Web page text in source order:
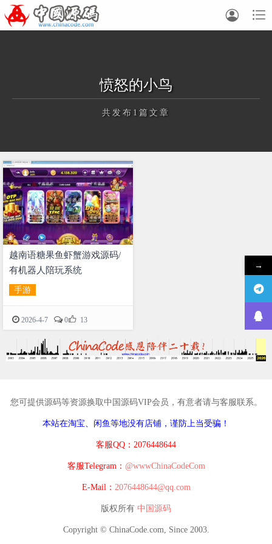


愤怒的小鸟
共发布1篇文章
正在为您加载新内容
越南语糖果鱼虾蟹游戏源码/
有机器人陪玩系统
手游
2026-4-7 0 13
您可提供源码等资源换取中国源码VIP会员，有意者请与客服联系。
本站在淘宝、闲鱼等地没有店铺，谨防上当受骗！
客服QQ：2076448644
客服Telegram： @wwwChinaCodeCom
E-Mail： 2076448644@qq.com
版权所有 中国源码
Copyright © ChinaCode.com, Since 2003.
→